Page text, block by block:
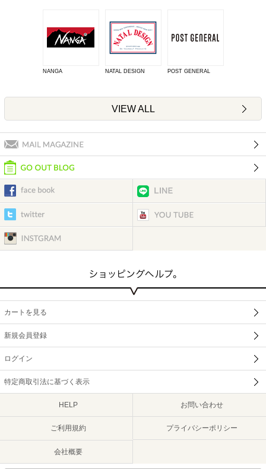
NANGA NATAL DESIGN POST GENERAL
VIEW ALL
カートを見る
新規会員登録
ログイン
特定商取引法に基づく表示
HELP お問い合わせ
ご利用規約 プライバシーポリシー
会社概要